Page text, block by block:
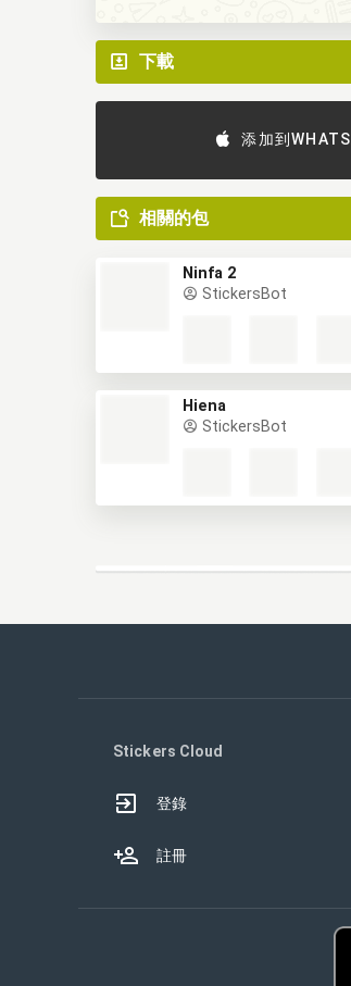
下載
添加到
相關的包
Ninfa 2
StickersBot
Hiena
StickersBot
Stickers Cloud
登錄
註冊